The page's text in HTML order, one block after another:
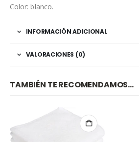
Color: blanco.
INFORMACIÓN ADICIONAL
VALORACIONES (0)
TAMBIÉN TE RECOMENDAMOS…